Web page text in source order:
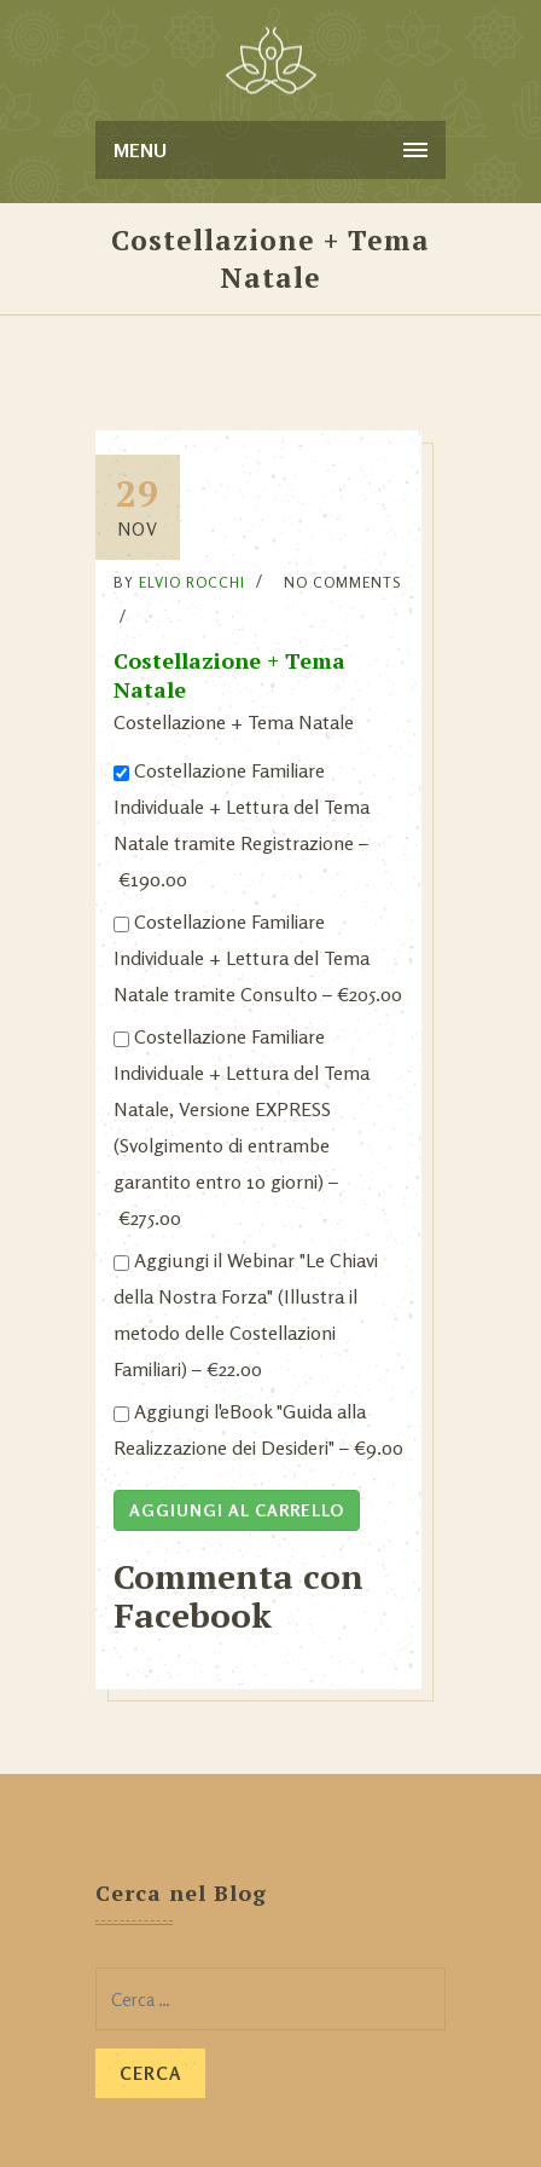
MENU
Costellazione + Tema
Natale
29
NOV
BY ELVIO ROCCHI NO COMMENTS
Costellazione + Tema
Natale
Costellazione + Tema Natale
Costellazione Familiare
Individuale + Lettura del Tema
Natale tramite Registrazione –
€190.00
Costellazione Familiare
Individuale + Lettura del Tema
Natale tramite Consulto – €205.00
Costellazione Familiare
Individuale + Lettura del Tema
Natale, Versione EXPRESS
(Svolgimento di entrambe
garantito entro 10 giorni) –
€275.00
Aggiungi il Webinar "Le Chiavi
della Nostra Forza" (Illustra il
metodo delle Costellazioni
Familiari) – €22.00
Aggiungi l'eBook "Guida alla
Realizzazione dei Desideri" – €9.00
AGGIUNGI AL CARRELLO
Commenta con
Facebook
Cerca nel Blog